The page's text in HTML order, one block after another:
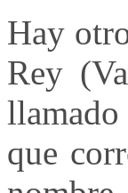
Hay
Rey
llamado
que